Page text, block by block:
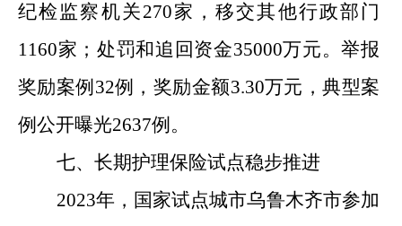
纪检监察机关270家，移交其他行政部门
1160家；处罚和追回资金35000万元。举报
奖励案例32例，奖励金额3.30万元，典型案
例公开曝光2637例。
七、长期护理保险试点稳步推进
2023年， 国家试点城市乌鲁木齐市参加